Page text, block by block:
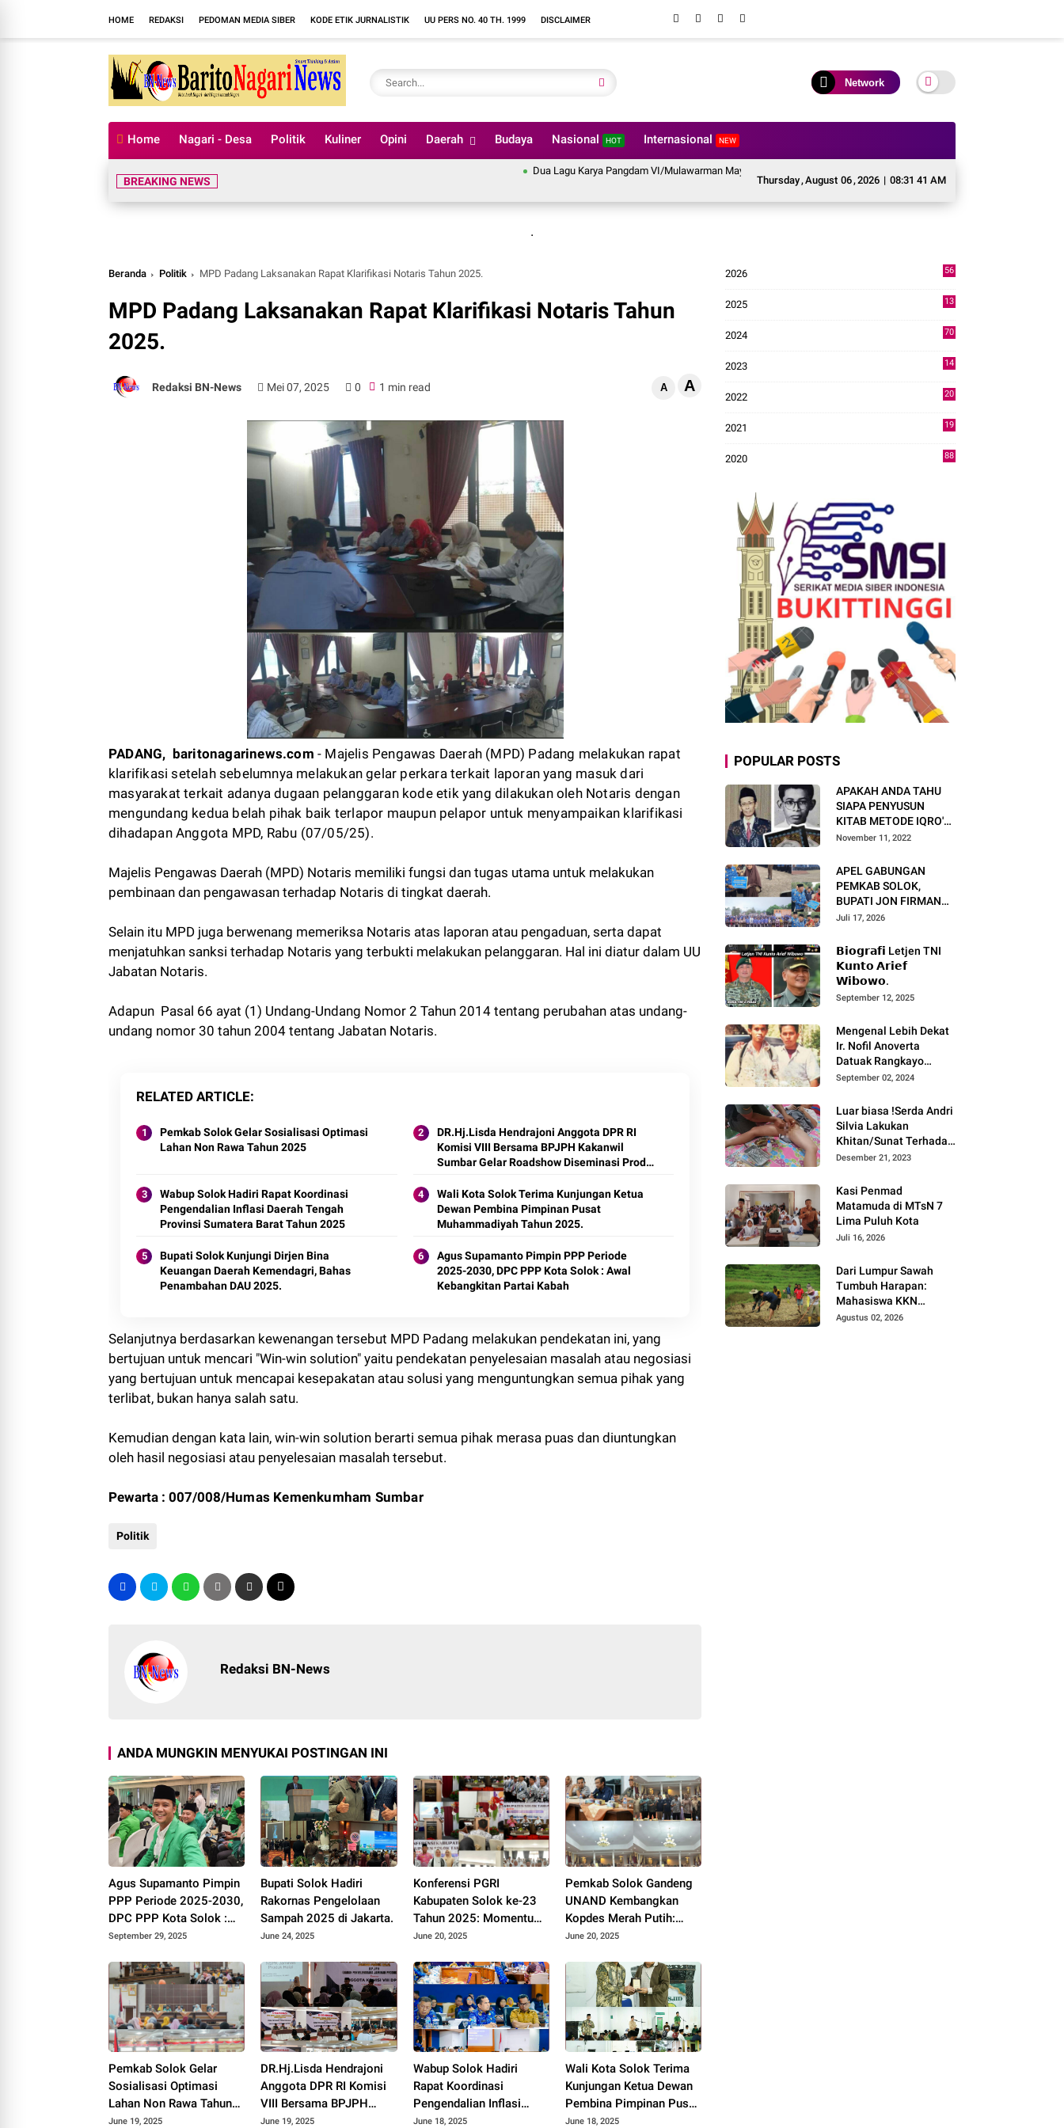
HOME REDAKSI PEDOMAN MEDIA SIBER KODE ETIK JURNALISTIK UU PERS NO. 40 TH. 1999 DISCLAIMER
Network
Home Nagari - Desa Politik Kuliner Opini Daerah Budaya Nasional HOT Internasional NEW
Thursday,August 06,2026 | 08:31 42 AM
BREAKING NEWS
Dua Lagu Karya Pangdam VI/Mulawarman Mayjen TNI Krido Pramono Jadi Ikon Singing Competition HUT ke 81 RI
.
Beranda Politik MPD Padang Laksanakan Rapat Klarifikasi Notaris Tahun 2025.
MPD Padang Laksanakan Rapat Klarifikasi Notaris Tahun
2025.
Redaksi BN-News Mei 07, 2025 0 1 min read A A
PADANG, baritonagarinews.com - Majelis Pengawas Daerah (MPD) Padang melakukan rapat
klarifikasi setelah sebelumnya melakukan gelar perkara terkait laporan yang masuk dari
masyarakat terkait adanya dugaan pelanggaran kode etik yang dilakukan oleh Notaris dengan
mengundang kedua belah pihak baik terlapor maupun pelapor untuk menyampaikan klarifikasi
dihadapan Anggota MPD, Rabu (07/05/25).
Majelis Pengawas Daerah (MPD) Notaris memiliki fungsi dan tugas utama untuk melakukan
pembinaan dan pengawasan terhadap Notaris di tingkat daerah.
Selain itu MPD juga berwenang memeriksa Notaris atas laporan atau pengaduan, serta dapat
menjatuhkan sanksi terhadap Notaris yang terbukti melakukan pelanggaran. Hal ini diatur dalam UU
Jabatan Notaris.
Adapun Pasal 66 ayat (1) Undang-Undang Nomor 2 Tahun 2014 tentang perubahan atas undang-
undang nomor 30 tahun 2004 tentang Jabatan Notaris.
RELATED ARTICLE
Pemkab Solok Gelar Sosialisasi Optimasi
Lahan Non Rawa Tahun 2025
DR.Hj.Lisda Hendrajoni Anggota DPR RI
Komisi VIII Bersama BPJPH Kakanwil
Sumbar Gelar Roadshow Diseminasi Produk
Wabup Solok Hadiri Rapat Koordinasi
Pengendalian Inflasi Daerah Tengah
Provinsi Sumatera Barat Tahun 2025
Wali Kota Solok Terima Kunjungan Ketua
Dewan Pembina Pimpinan Pusat
Muhammadiyah Tahun 2025.
Bupati Solok Kunjungi Dirjen Bina
Keuangan Daerah Kemendagri, Bahas
Penambahan DAU 2025.
Agus Supamanto Pimpin PPP Periode
2025-2030, DPC PPP Kota Solok : Awal
Kebangkitan Partai Kabah
Selanjutnya berdasarkan kewenangan tersebut MPD Padang melakukan pendekatan ini, yang
bertujuan untuk mencari "Win-win solution" yaitu pendekatan penyelesaian masalah atau negosiasi
yang bertujuan untuk mencapai kesepakatan atau solusi yang menguntungkan semua pihak yang
terlibat, bukan hanya salah satu.
Kemudian dengan kata lain, win-win solution berarti semua pihak merasa puas dan diuntungkan
oleh hasil negosiasi atau penyelesaian masalah tersebut.
Pewarta : 007/008/Humas Kemenkumham Sumbar
Politik
Redaksi BN-News
ANDA MUNGKIN MENYUKAI POSTINGAN INI
Agus Supamanto Pimpin
PPP Periode 2025-2030,
DPC PPP Kota Solok :
Awal Kebangkitan Partai
September 29, 2025
Bupati Solok Hadiri
Rakornas Pengelolaan
Sampah 2025 di Jakarta.
June 24, 2025
Konferensi PGRI
Kabupaten Solok ke-23
Tahun 2025: Momentum
Konsolidasi dan
Baru.
June 20, 2025
Pemkab Solok Gandeng
UNAND Kembangkan
Kopdes Merah Putih:
Dorong Produksi Pupuk
Kesejahteraan Petani
2025.
June 20, 2025
Pemkab Solok Gelar
Sosialisasi Optimasi
Lahan Non Rawa Tahun
2025
June 19, 2025
DR.Hj.Lisda Hendrajoni
Anggota DPR RI Komisi
VIII Bersama BPJPH
Kakanwil Sumbar Gelar
June 19, 2025
Wabup Solok Hadiri
Rapat Koordinasi
Pengendalian Inflasi
Daerah Tengah Provinsi
June 18, 2025
Wali Kota Solok Terima
Kunjungan Ketua Dewan
Pembina Pimpinan Pusat
Muhammadiyah Tahun
June 18, 2025
2026
56
2025
13
2024
70
2023
14
2022
20
2021
19
2020
88
POPULAR POSTS
APAKAH ANDA TAHU
SIAPA PENYUSUN
KITAB METODE IQRO'?
INI BIOGRAFI KH. AS'AD
November 11, 2022
APEL GABUNGAN
PEMKAB SOLOK,
BUPATI JON FIRMAN
PANDU TEKANKAN ASN
DAN PELAYANAN
MASYARAKAT.
Juli 17, 2026
𝗕𝗶𝗼𝗴𝗿𝗮𝗳𝗶 Letjen TNI
𝗞𝘂𝗻𝘁𝗼 𝗔𝗿𝗶𝗲𝗳
𝗪𝗶𝗯𝗼𝘄𝗼.
September 12, 2025
Mengenal Lebih Dekat
Ir. Nofil Anoverta
Datuak Rangkayo
Batuah Cawako
September 02, 2024
Luar biasa !Serda Andri
Silvia Lakukan
Khitan/Sunat Terhadap
Anak Warga Binaannya
Desember 21, 2023
Kasi Penmad
Matamuda di MTsN 7
Lima Puluh Kota
Juli 16, 2026
Dari Lumpur Sawah
Tumbuh Harapan:
Mahasiswa KKN
Universitas Andalas
Agustus 02, 2026